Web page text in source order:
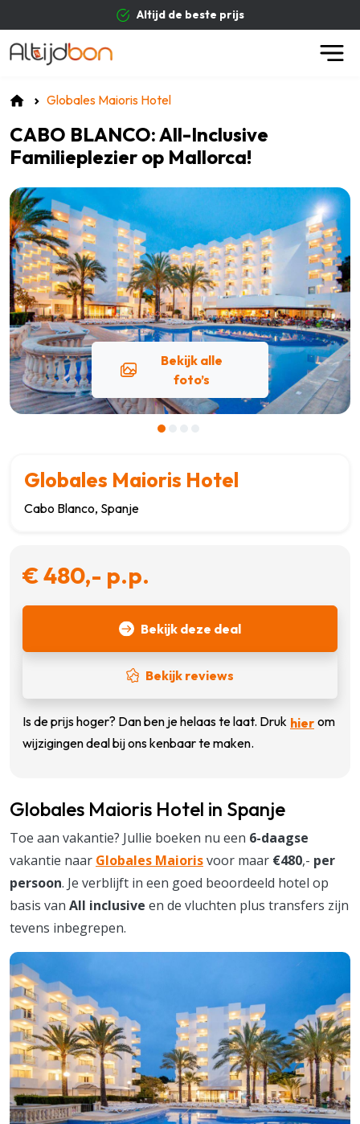
Globales Maioris Hotel
CABO BLANCO: All-Inclusive
Familieplezier op Mallorca!
Bekijk alle
foto’s
Globales Maioris Hotel
Cabo Blanco, Spanje
€ 480,- p.p.
Bekijk deze deal
Bekijk reviews
Is de prijs hoger? Dan ben je helaas te laat. Druk hier om
wijzigingen deal bij ons kenbaar te maken.
Globales Maioris Hotel in Spanje
Toe aan vakantie? Jullie boeken nu een 6-daagse
vakantie naar Globales Maiorisvoor maar €480,- per
persoon. Je verblijft in een goed beoordeeld hotel op
basis van All inclusive en de vluchten plus transfers zijn
tevens inbegrepen.